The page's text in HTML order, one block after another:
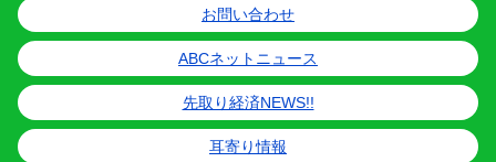
お問い合わせ
ABCネットニュース
先取り経済NEWS!!
耳寄り情報